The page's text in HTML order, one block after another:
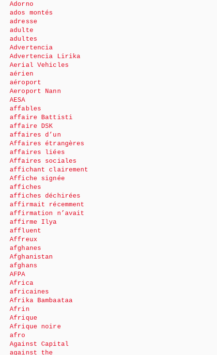
Adorno
ados montés
adresse
adulte
adultes
Advertencia
Advertencia Lirika
Aerial Vehicles
aérien
aéroport
Aeroport Nann
AESA
affables
affaire Battisti
affaire DSK
affaires d’un
Affaires étrangères
affaires liées
Affaires sociales
affichant clairement
Affiche signée
affiches
affiches déchirées
affirmait récemment
affirmation n’avait
affirme Ilya
affluent
Affreux
afghanes
Afghanistan
afghans
AFPA
Africa
africaines
Afrika Bambaataa
Afrin
Afrique
Afrique noire
afro
Against Capital
against the